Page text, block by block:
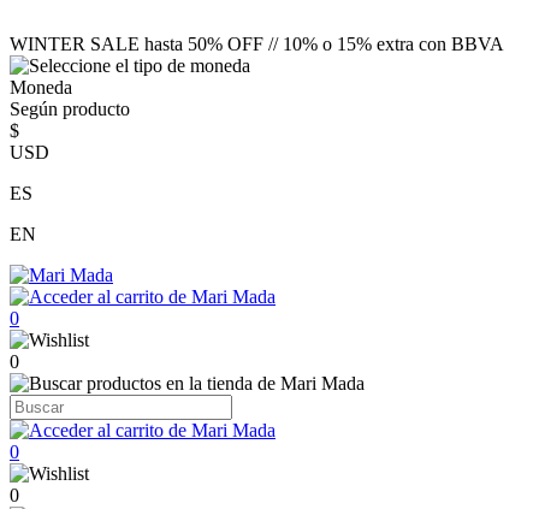
WINTER SALE hasta 50% OFF // 10% o 15% extra con BBVA
Moneda
Según producto
$
USD
ES
EN
0
0
0
0